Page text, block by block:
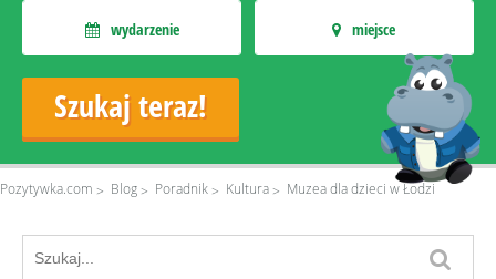
wydarzenie miejsce
Pozytywka.com Blog Poradnik Kultura Muzea dla dzieci w Łodzi